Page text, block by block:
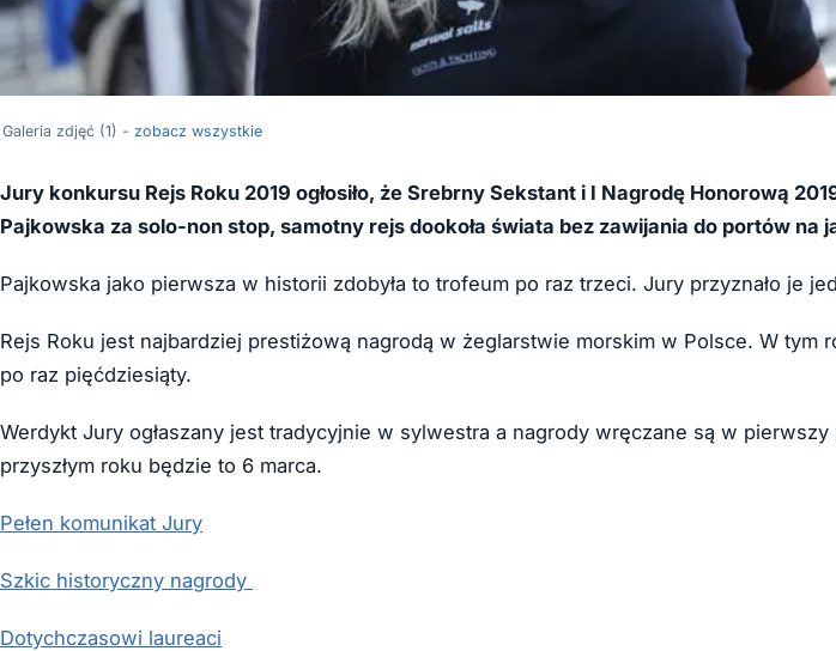
Galeria zdjęć (1) - zobacz wszystkie
Jury konkursu Rejs Roku 2019 ogłosiło, że Srebrny Sekstant i I Nagrodę Honorową
Pajkowska za solo-non stop, samotny rejs dookoła świata bez zawijania do portów na
Pajkowska jako pierwsza w historii zdobyła to trofeum po raz trzeci. Jury przyznało je
Rejs Roku jest najbardziej prestiżową nagrodą w żeglarstwie morskim w Polsce. W tym
po raz pięćdziesiąty.
Werdykt Jury ogłaszany jest tradycyjnie w sylwestra a nagrody wręczane są w pierwszy
przyszłym roku będzie to 6 marca.
Pełen komunikat Jury
Szkic historyczny nagrody
Dotychczasowi laureaci